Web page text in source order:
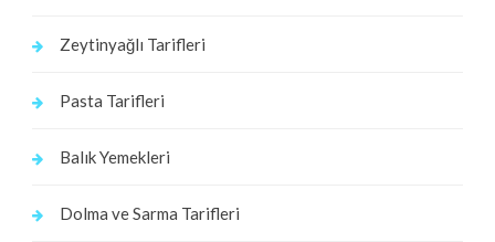
Zeytinyağlı Tarifleri
Pasta Tarifleri
Balık Yemekleri
Dolma ve Sarma Tarifleri